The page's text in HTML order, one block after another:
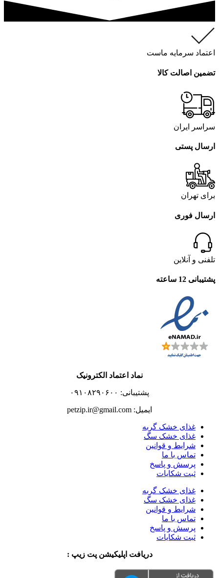
اعتماد سرمایه ماست
تضمین اصالت کالا
سراسر ایران
ارسال پستی
برای تهران
ارسال فوری
تلفنی و آنلاین
پشتیبانی 12 ساعته
نماد اعتماد الکترونیک
پشتیبانی: ۰۹۱۰۸۲۹۰۶۰۰
ایمیل: petzip.ir@gmail.com
غذای خشک گربه
غذای خشک سگ
شرایط و قوانین
تماس با ما
پرسش و پاسخ
ثبت شکایات
غذای خشک گربه
غذای خشک سگ
شرایط و قوانین
تماس با ما
پرسش و پاسخ
ثبت شکایات
دریافت اپلیکیشن پت زیپ :